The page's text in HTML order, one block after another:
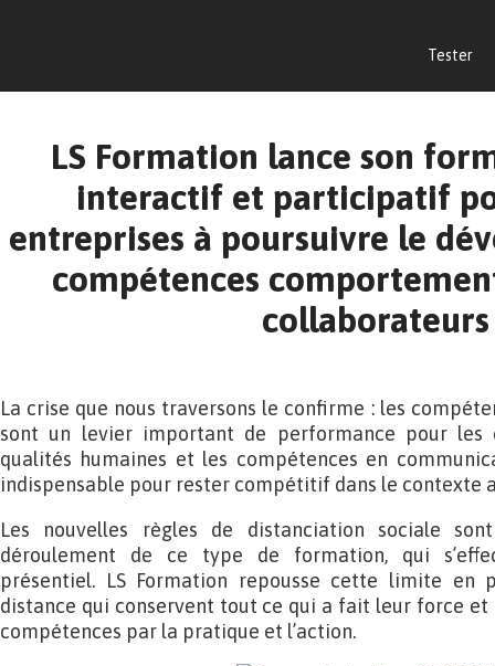
Tester
LS Formation lance son
interactif et participatif
entreprises à poursuivre le
compétences
collaborateurs
La crise que nous traversons le confirme : les
sont un levier important de performance pour les
qualités humaines et les compétences en
indispensable pour rester compétitif dans le contexte
Les nouvelles règles de distanciation sociale
déroulement de ce type de formation, qui
présentiel. LS Formation repousse cette limite en
distance qui conservent tout ce qui a fait leur force et
compétences par la pratique et l’action.